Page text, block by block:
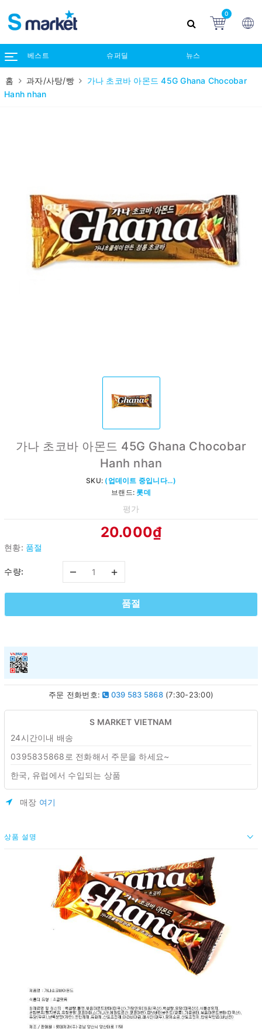
0
베스트 슈퍼딜 뉴스
홈 과자/사탕/빵
가나 초코바 아몬드 45G Ghana Chocobar
Hanh nhan
가나 초코바 아몬드 45G Ghana Chocobar
Hanh nhan
SKU: (업데이트 중입니다...)
브랜드:롯데
평가
20.000₫
현황: 품절
수량: – +
품절
주문 전화번호: 039 583 5868(7:30-23:00)
S MARKET VIETNAM
24시간이내 배송
0395835868로 전화해서 주문을 하세요~
한국, 유럽에서 수입되는 상품
매장 여기
상품 설명